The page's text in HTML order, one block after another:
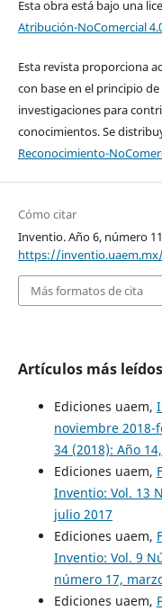
Esta obra está bajo una
Atribución-NoComercial
Esta revista proporciona
con base en el principio
investigaciones para
conocimientos. Se
Reconocimiento-
Cómo citar
Inventio. Año 6, número
https://
Más formatos de cita
Artículos más
Ediciones uaem,
noviembre 2018-
34 (2018): Año
Ediciones uaem,
Inventio: Vol. 13
julio 2017
Ediciones uaem,
Inventio: Vol. 9
número 17,
Ediciones uaem,